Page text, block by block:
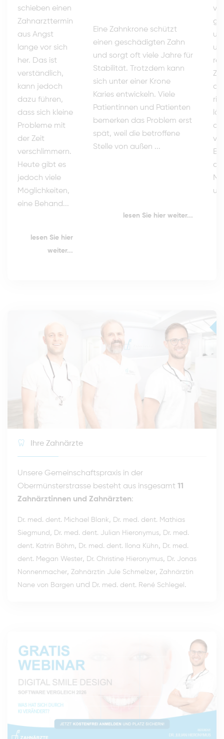
schieben einen
Zahnarzttermin
aus Angst
lange vor sich
her. Das ist
verständlich,
kann jedoch
dazu führen,
dass sich kleine
Probleme mit
der Zeit
verschlimmern.
Heute gibt es
jedoch viele
Möglichkeiten,
eine Behand...
lesen Sie hier
weiter...
Eine Zahnkrone schützt
einen geschädigten Zahn
und sorgt oft viele Jahre für
Stabilität. Trotzdem kann
sich unter einer Krone
Karies entwickeln. Viele
Patientinnen und Patienten
bemerken das Problem erst
spät, weil die betroffene
Stelle von außen ...
lesen Sie hier weiter...
Ihre Zahnärzte
Unsere Gemeinschaftspraxis in der
Obermünsterstrasse besteht aus insgesamt 11
Zahnärztinnen und Zahnärzten:
Dr. med. dent. Michael Blank, Dr. med. dent. Mathias
Siegmund , Dr. med. dent. Julian Hieronymus, Dr. med.
dent. Katrin Böhm, Dr. med. dent. Ilona Kühn, Dr. med.
dent. Megan Wester, Dr. Christine Hieronymus, Dr. Jonas
Nonnenmacher, Zahnärztin Jule Schmelzer, Zahnärztin
Nane von Bargen und Dr. med. dent. René Schlegel .